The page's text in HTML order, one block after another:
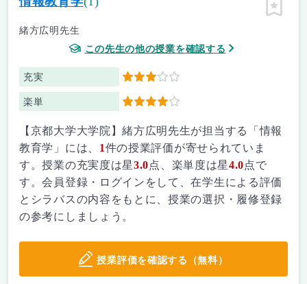
緒方広明先生
この先生の他の授業を確認する
充実 3
楽単 4
ピン留
【京都大学大学院】緒方広明先生が担当する「情報
教育学」には、 1件の授業評価が寄せられていま
す。授業の充実度は星3.0点、楽単度は星4.0点で
す。会員登録・ログインをして、在学生による評価
とシラバスの内容をもとに、授業の選択・履修登録
の参考にしましょう。
授業評価を確認する（無料）